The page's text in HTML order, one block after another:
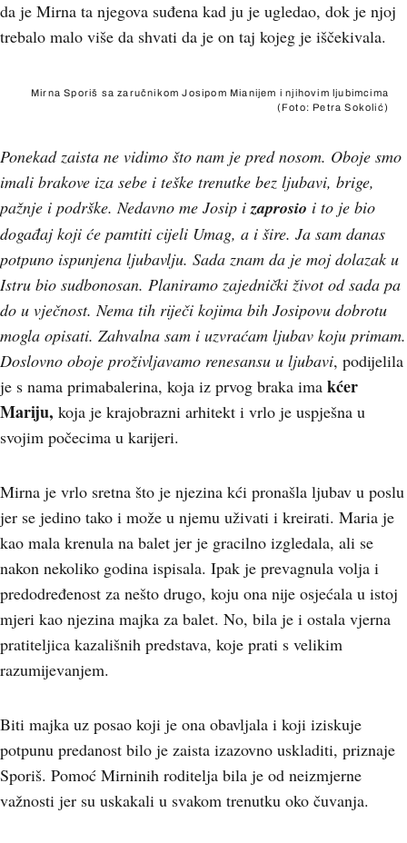
da je Mirna ta njegova suđena kad ju je ugledao, dok je njoj
trebalo malo više da shvati da je on taj kojeg je iščekivala.
Mirna Sporiš sa zaručnikom Josipom Mianijem i njihovim ljubimcima
(Foto: Petra Sokolić)
Ponekad zaista ne vidimo što nam je pred nosom. Oboje smo
imali brakove iza sebe i teške trenutke bez ljubavi, brige,
pažnje i podrške. Nedavno me Josip izaprosio i to je bio
događaj koji će pamtiti cijeli Umag, a i šire. Ja sam danas
potpuno ispunjena ljubavlju. Sada znam da je moj dolazak u
Istru bio sudbonosan. Planiramo zajednički život od sada pa
do u vječnost. Nema tih riječi kojima bih Josipovu dobrotu
mogla opisati. Zahvalna sam i uzvraćam ljubav koju primam.
Doslovno oboje proživljavamo renesansu u ljubavi, podijelila
je s nama primabalerina, koja iz prvog braka ima kćer
Mariju, koja je krajobrazni arhitekt i vrlo je uspješna u
svojim počecima u karijeri.
Mirna je vrlo sretna što je njezina kći pronašla ljubav u poslu
jer se jedino tako i može u njemu uživati i kreirati. Maria je
kao mala krenula na balet jer je gracilno izgledala, ali se
nakon nekoliko godina ispisala. Ipak je prevagnula volja i
predodređenost za nešto drugo, koju ona nije osjećala u istoj
mjeri kao njezina majka za balet. No, bila je i ostala vjerna
pratiteljica kazališnih predstava, koje prati s velikim
razumijevanjem.
Biti majka uz posao koji je ona obavljala i koji iziskuje
potpunu predanost bilo je zaista izazovno uskladiti, priznaje
Sporiš. Pomoć Mirninih roditelja bila je od neizmjerne
važnosti jer su uskakali u svakom trenutku oko čuvanja.